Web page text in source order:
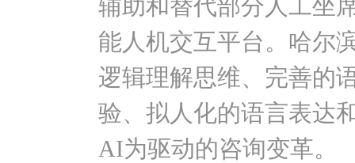
辅助和替代部分人工坐
能人机交互平台。哈尔
逻辑理解思维、完善的
验、拟人化的语言表达
AI为驱动的咨询变革。